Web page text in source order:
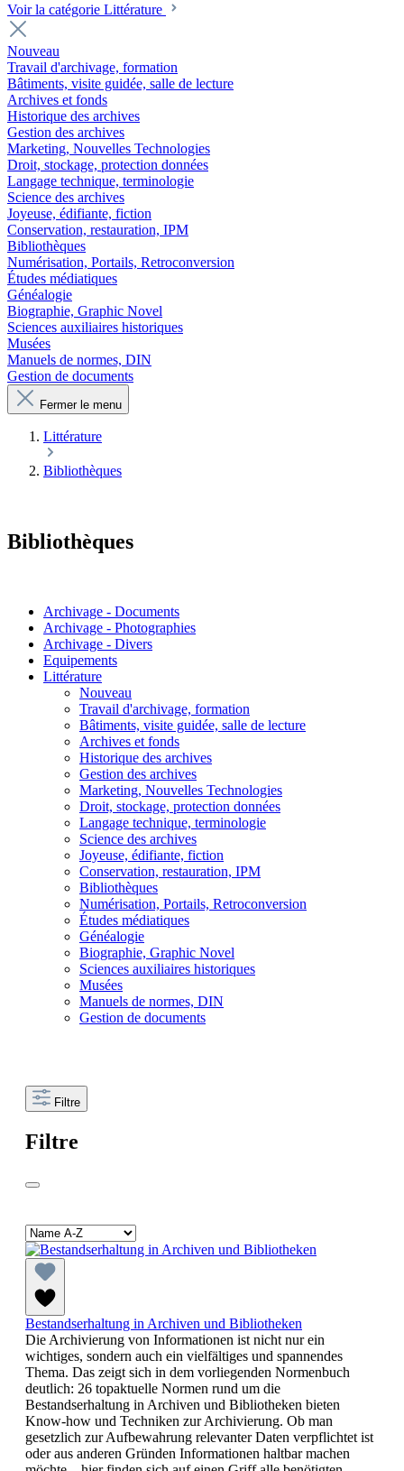
Voir la catégorie Littérature
Nouveau
Travail d'archivage, formation
Bâtiments, visite guidée, salle de lecture
Archives et fonds
Historique des archives
Gestion des archives
Marketing, Nouvelles Technologies
Droit, stockage, protection données
Langage technique, terminologie
Science des archives
Joyeuse, édifiante, fiction
Conservation, restauration, IPM
Bibliothèques
Numérisation, Portails, Retroconversion
Études médiatiques
Généalogie
Biographie, Graphic Novel
Sciences auxiliaires historiques
Musées
Manuels de normes, DIN
Gestion de documents
Fermer le menu
Littérature
Bibliothèques
Bibliothèques
Archivage - Documents
Archivage - Photographies
Archivage - Divers
Equipements
Littérature
Nouveau
Travail d'archivage, formation
Bâtiments, visite guidée, salle de lecture
Archives et fonds
Historique des archives
Gestion des archives
Marketing, Nouvelles Technologies
Droit, stockage, protection données
Langage technique, terminologie
Science des archives
Joyeuse, édifiante, fiction
Conservation, restauration, IPM
Bibliothèques
Numérisation, Portails, Retroconversion
Études médiatiques
Généalogie
Biographie, Graphic Novel
Sciences auxiliaires historiques
Musées
Manuels de normes, DIN
Gestion de documents
Filtre
Filtre
Bestandserhaltung in Archiven und Bibliotheken
Die Archivierung von Informationen ist nicht nur ein
wichtiges, sondern auch ein vielfältiges und spannendes
Thema. Das zeigt sich in dem vorliegenden Normenbuch
deutlich: 26 topaktuelle Normen rund um die
Bestandserhaltung in Archiven und Bibliotheken bieten
Know-how und Techniken zur Archivierung. Ob man
gesetzlich zur Aufbewahrung relevanter Daten verpflichtet ist
oder aus anderen Gründen Informationen haltbar machen